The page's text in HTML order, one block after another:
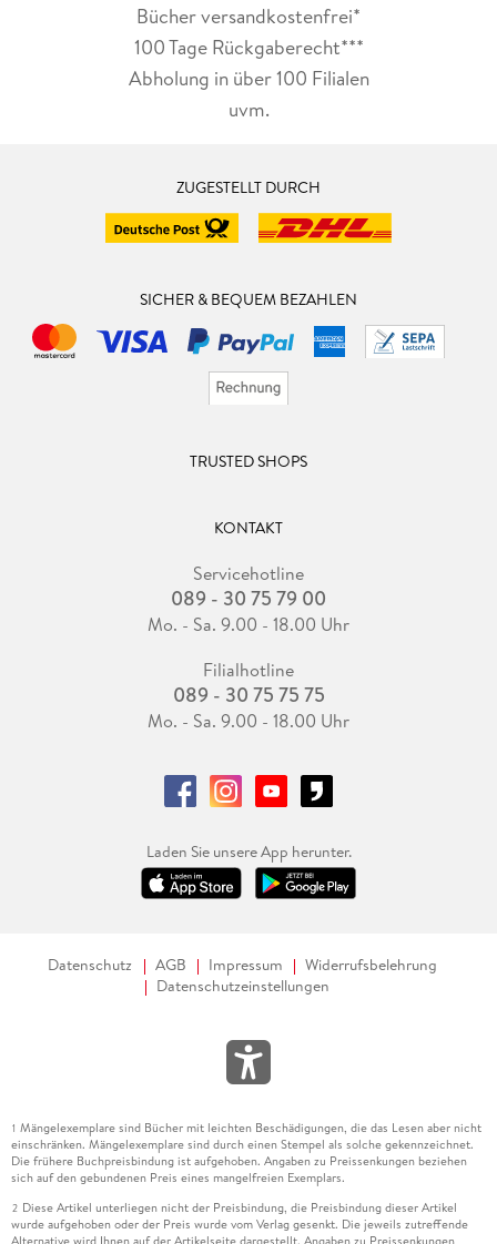
Bücher versandkostenfrei*
100 Tage Rückgaberecht***
Abholung in über 100 Filialen
uvm.
ZUGESTELLT DURCH
SICHER & BEQUEM BEZAHLEN
TRUSTED SHOPS
KONTAKT
Servicehotline
089 - 30 75 79 00
Mo. - Sa. 9.00 - 18.00 Uhr
Filialhotline
089 - 30 75 75 75
Mo. - Sa. 9.00 - 18.00 Uhr
Laden Sie unsere App herunter.
Datenschutz AGB Impressum
Widerrufsbelehrung
Datenschutzeinstellungen
1 Mängelexemplare sind Bücher mit leichten Beschädigungen, die das Lesen aber nicht
einschränken. Mängelexemplare sind durch einen Stempel als solche gekennzeichnet.
Die frühere Buchpreisbindung ist aufgehoben. Angaben zu Preissenkungen beziehen
sich auf den gebundenen Preis eines mangelfreien Exemplars.
2 Diese Artikel unterliegen nicht der Preisbindung, die Preisbindung dieser Artikel
wurde aufgehoben oder der Preis wurde vom Verlag gesenkt. Die jeweils zutreffende